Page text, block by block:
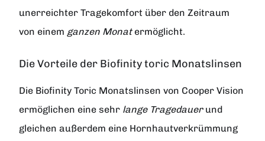
unerreichter Tragekomfort über den Zeitraum
von einem ganzen Monatermöglicht.
Die Vorteile der Biofinity toric Monatslinsen
Die Biofinity Toric Monatslinsen von Cooper Vision
ermöglichen eine sehr lange Tragedauerund
gleichen außerdem eine Hornhautverkrümmung